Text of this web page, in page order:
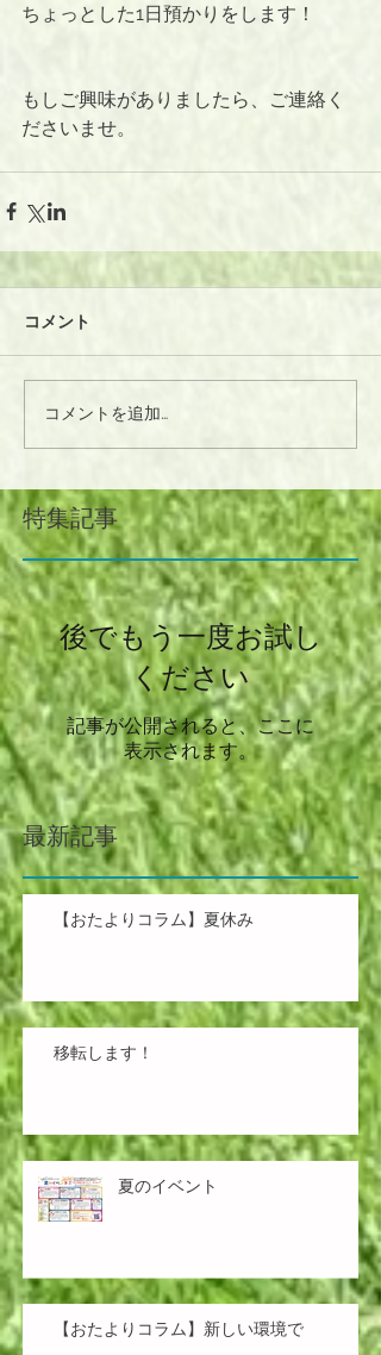
ちょっとした1日預かりをします！
もしご興味がありましたら、ご連絡く
ださいませ。
コメント
コメントを追加…
特集記事
後でもう一度お試し
ください
記事が公開されると、ここに
表示されます。
最新記事
【おたよりコラム】夏休み
移転します！
夏のイベント
【おたよりコラム】新しい環境で